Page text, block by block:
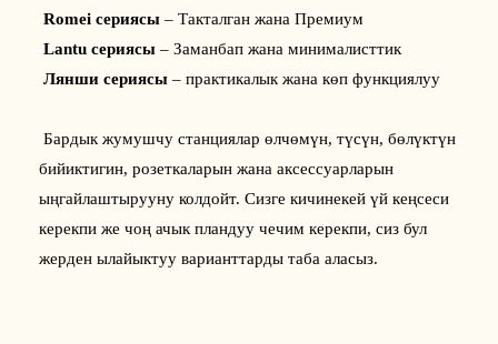
Romei сериясы – Такталган жана Премиум
Lantu сериясы – Заманбап жана минималисттик
Лянши сериясы – практикалык жана көп функциялуу
бийиктигин, розеткаларын жана аксессуарларын
ыңгайлаштырууну колдойт. Сизге кичинекей үй кеңсеси
керекпи же чоң ачык пландуу чечим керекпи, сиз бул
жерден ылайыктуу варианттарды таба аласыз.